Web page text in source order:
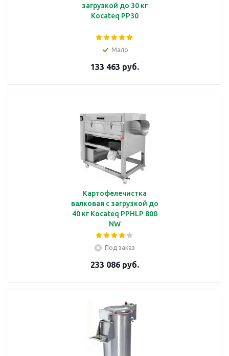
загрузкой до 30 кг
Kocateq PP30
Мало
133 463 руб.
Картофелечистка
валковая с загрузкой до
40 кг Kocateq PPHLP 800
NW
Под заказ
233 086 руб.